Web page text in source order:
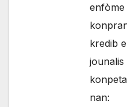
kredib
nan: